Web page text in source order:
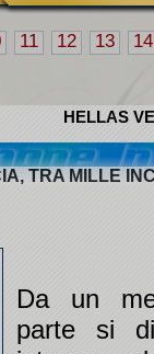
11 12 13 14
HELLAS
TRA MILLE
Da un
parte si